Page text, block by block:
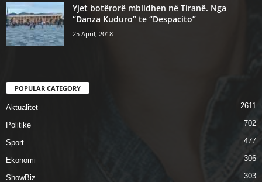
Yjet botërorë mblidhen në Tiranë. Nga
“Danza Kuduro” te “Despacito”
25 April, 2018
POPULAR CATEGORY
Aktualitet 2611
Politike 702
Sport 477
Ekonomi 306
ShowBiz 303